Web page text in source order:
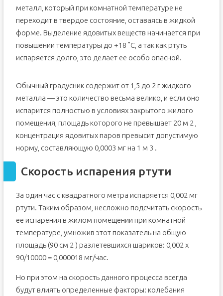
металл, который при комнатной температуре не
переходит в твердое состояние, оставаясь в жидкой
форме. Выделение ядовитых веществ начинается при
повышении температуры до +18 ˚С, а так как ртуть
испаряется долго, это делает ее особо опасной.
Обычный градусник содержит от 1,5 до 2 г жидкого
металла — это количество весьма велико, и если оно
испарится полностью в условиях закрытого жилого
помещения, площадь которого не превышает 20 м 2 ,
концентрация ядовитых паров превысит допустимую
норму, составляющую 0,0003 мг на 1 м 3 .
Скорость испарения ртути
За один час с квадратного метра испаряется 0,002 мг
ртути. Таким образом, несложно подсчитать скорость
ее испарения в жилом помещении при комнатной
температуре, умножив этот показатель на общую
площадь (90 см 2 ) разлетевшихся шариков: 0,002 х
90/10000 = 0,000018 мг/час.
Но при этом на скорость данного процесса всегда
будут влиять определенные факторы: колебания